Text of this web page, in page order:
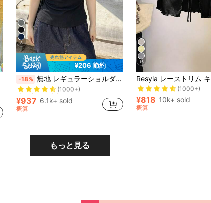
8
¥206 節約
-18% 無地 レギュラーショルダー 半袖Tシャツ レディース、ラウンドネック スリムフィット 美シルエット 伸縮性トップ、軽量 通気性 快適 夏用 多用途 オールマッチTシャツ
売り切れ間近！
(1000+)
売り切れ間近！
(1000+)
売り切れ間近！
(1000+)
売り切れ間近！
¥937 6.1k+ sold
概算
15
売り切れ間近！
(1000+)
売り切れ間近！
(1000+)
売り切れ間近！
(1000+)
売り切れ間近！
¥818 10k+ sold
概算
もっと見る